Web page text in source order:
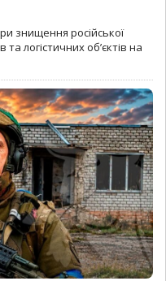
знищення російської
логістичних об’єктів на